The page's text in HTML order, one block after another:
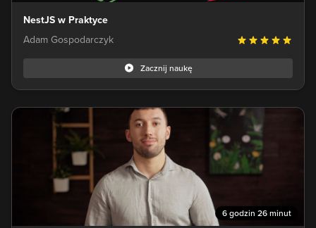
NestJS w Praktyce
Adam Gospodarczyk
Zacznij naukę
6 godzin 26 minut